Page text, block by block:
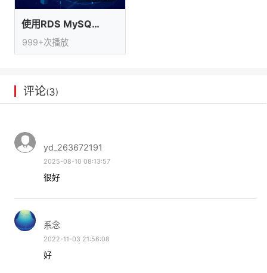
注
验
收
藏
议
使用RDS MySQL搭建WordPress
999+次播放
评论(3)
yd_263672191
2025-08-10 08:13:57
很好
系念
2022-11-03 21:56:08
好